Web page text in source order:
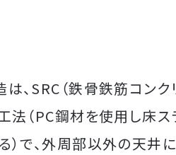
、SRC（鉄骨鉄筋コンク
法（PC鋼材を使用し床
）で、外周部以外の天井